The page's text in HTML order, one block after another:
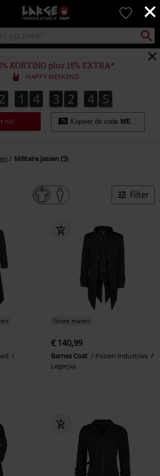
×
Large
–
Muziek-,
en
gaming-
merch
+
alternatieve
kleding
0
zoeken
KORTING plus 15% EXTRA*
HAPPY WEEKEND
1
1 4
4 3
3 2
2 4
5
4 5
6
5
nu! Kopieer de code WEEKEND
Militaire jassen (5)
Filter
Grote maten
€ 140,99
Barnes Coat
Poizen Industries
Legerjas